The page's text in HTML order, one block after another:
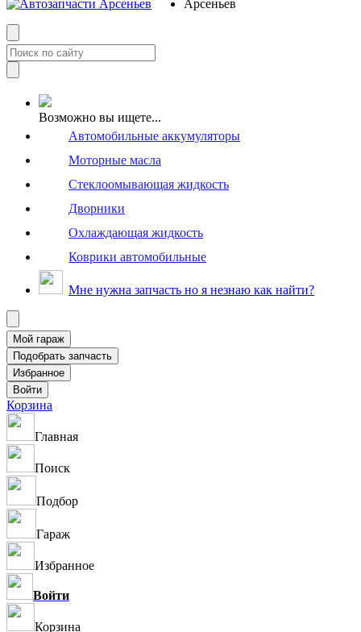
Возможно вы ищете...
Автомобильные аккумуляторы
Моторные масла
Стеклоомывающая жидкость
Дворники
Охлаждающая жидкость
Коврики автомобильные
Мне нужна запчасть но я незнаю как найти?
Корзина
Главная
Поиск
Подбор
Гараж
Избранное
Войти
Корзина